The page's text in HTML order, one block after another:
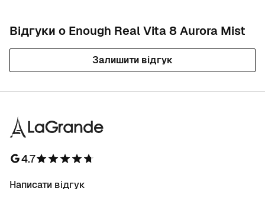
Відгуки о Enough Real Vita 8 Aurora Mist
Залишити відгук
4.7
Написати відгук